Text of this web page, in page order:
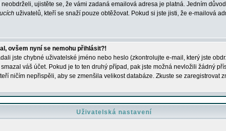
ujistěte se, že vámi zadaná emailová adresa je platná. Jedním
uživatelů, kteří se snaží pouze obtěžovat. Pokud si jste jisti, že e-mailová
ovšem nyní se nemohu přihlásit?!
jste chybné uživatelské jméno nebo heslo (zkontrolujte e-mail, který jste
váš účet. Pokud je to ten druhý případ, pak jste možná nevložili žádný
ničím nepřispěli, aby se zmenšila velikost databáze. Zkuste se zaregistrovat
Uživatelská nastavení